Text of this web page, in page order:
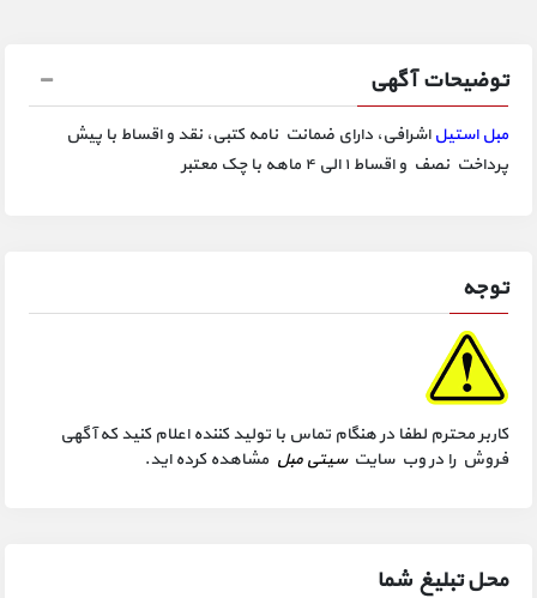
توضیحات آگهی
مبل استیلاشرافی، دارای ضمانت نامه کتبی، نقد و اقساط با پیش
پرداخت نصف و اقساط ۱ الی ۴ ماهه با چک معتبر
توجه
کاربر محترم لطفا در هنگام تماس با تولید کننده اعلام کنید که آگهی
فروش را در وب سایتسیتی مبل مشاهده کرده اید.
محل تبلیغ شما